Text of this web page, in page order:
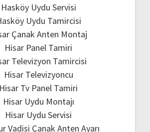
Hasköy Uydu Servisi
Uydu Tamircisi
Çanak Anten Montaj
Hisar Panel Tamiri
Televizyon Tamircisi
Hisar Televizyoncu
Hisar Tv Panel Tamiri
Hisar Uydu Montajı
Hisar Uydu Servisi
Vadisi Çanak Anten Ayarı